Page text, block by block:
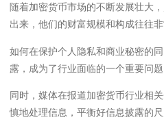
随着加密货币市场的不断发展壮大
出来，他们的财富规模和构成往往非
如何在保护个人隐私和商业秘密的
露，成为了行业面临的一个重要问题
同时，媒体在报道加密货币行业相
慎地处理信息，平衡好信息披露的